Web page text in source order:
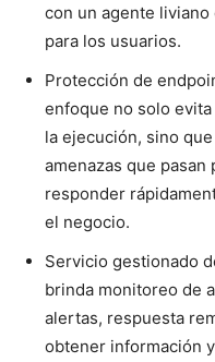
con un agente
para los usuarios.
Protección de
enfoque no solo
la ejecución, sino
amenazas que
responder
el negocio.
Servicio gestionado
brinda monitoreo de
alertas, respuesta
obtener información